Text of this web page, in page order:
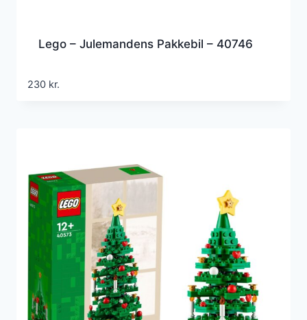
Lego – Julemandens Pakkebil – 40746
230 kr.